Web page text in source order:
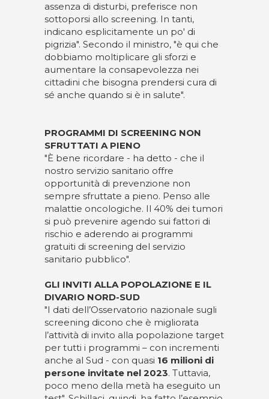
assenza di disturbi, preferisce non
sottoporsi allo screening. In tanti,
indicano esplicitamente un po' di
pigrizia". Secondo il ministro, "è qui che
dobbiamo moltiplicare gli sforzi e
aumentare la consapevolezza nei
cittadini che bisogna prendersi cura di
sé anche quando si è in salute".
PROGRAMMI DI SCREENING NON
SFRUTTATI A PIENO
"È bene ricordare - ha detto - che il
nostro servizio sanitario offre
opportunità di prevenzione non
sempre sfruttate a pieno. Penso alle
malattie oncologiche. Il 40% dei tumori
si può prevenire agendo sui fattori di
rischio e aderendo ai programmi
gratuiti di screening del servizio
sanitario pubblico".
GLI INVITI ALLA POPOLAZIONE E IL
DIVARIO NORD-SUD
"I dati dell’Osservatorio nazionale sugli
screening dicono che è migliorata
l’attività di invito alla popolazione target
per tutti i programmi – con incrementi
anche al Sud - con quasi 16 milioni di
persone invitate nel 2023. Tuttavia,
poco meno della metà ha eseguito un